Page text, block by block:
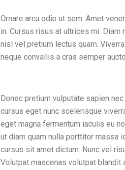
Ornare arcu odio ut sem. Amet
in. Cursus risus at ultrices mi.
nisl vel pretium lectus quam.
neque convallis a cras semper
Donec pretium vulputate sapien
cursus eget nunc scelerisque
eget magna fermentum iaculis eu
ut diam quam nulla porttitor massa
cursus sit amet dictum. Nunc vel
Volutpat maecenas volutpat blandit